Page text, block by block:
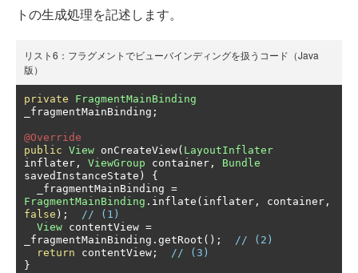
トの生成処理を記述します。
リスト6：フラグメントでビューバインディングを扱うコード（Java
版）
private
FragmentMainBinding
_fragmentMainBinding ;
@Override
public View onCreateView( LayoutInflater
inflater , ViewGroup container ,
Bundle
savedInstanceState )
{
  _fragmentMainBinding
=
FragmentMainBinding . inflate ( inflater , container ,
false );
// (1)
View contentView =
_fragmentMainBinding . getRoot ();
// (2)
return contentView ;
// (3)
}